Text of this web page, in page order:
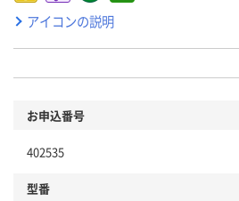
アイコンの説明
お申込番号
402535
型番